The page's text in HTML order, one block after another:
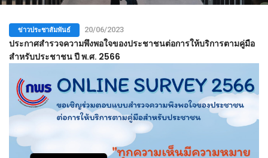
ข่าวประชาสัมพันธ์ 20/06/2023
ประกาศสำรวจความพึงพอใจของประชาชนต่อการให้บริการตามคู่มือ
สำหรับประชาชน ปี พ.ศ. 2566